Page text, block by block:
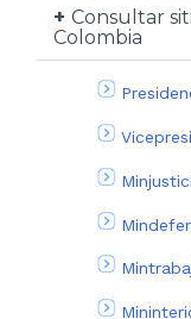
Consultar
Colombia